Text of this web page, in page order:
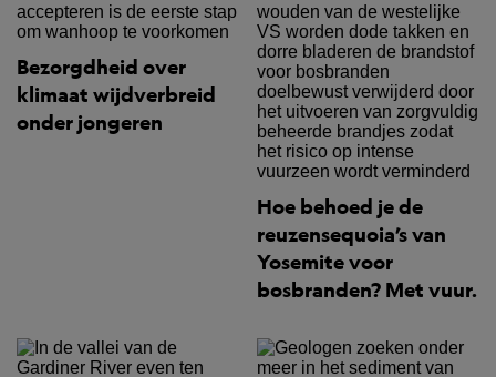
Bezorgdheid over
klimaat wijdverbreid
onder jongeren
Hoe behoed je de
reuzensequoia’s van
Yosemite voor
bosbranden? Met vuur.